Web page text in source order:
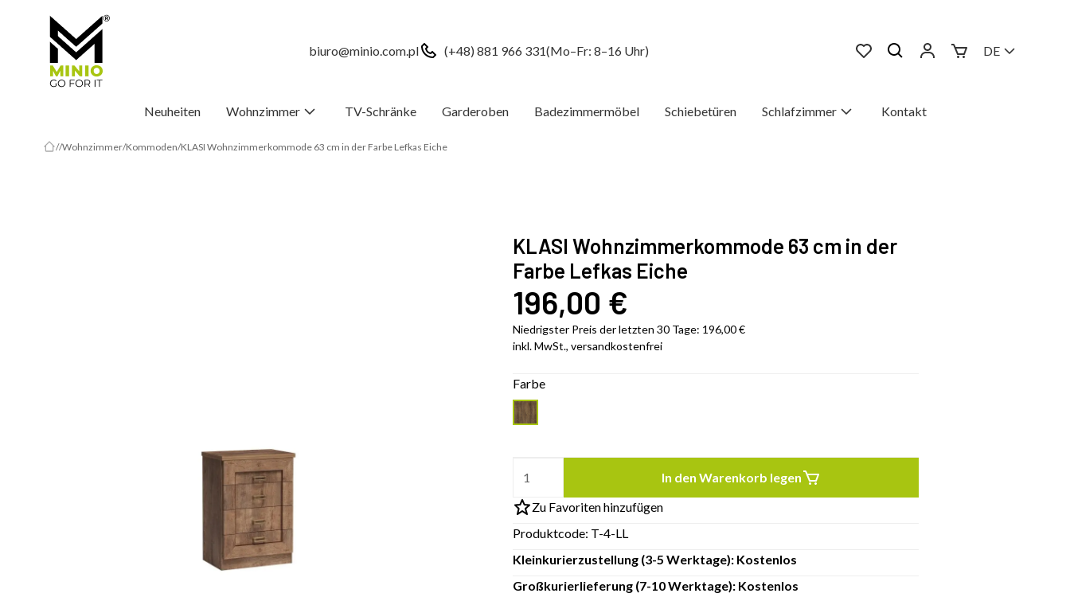
biuro@minio.com.pl (+48) 881 966 331(Mo–Fr: 8–16 Uhr) DE
Neuheiten Wohnzimmer TV-Schränke Garderoben Badezimmermöbel Schiebetüren Schlafzimmer Kontakt
Wohnzimmer Kommoden KLASI Wohnzimmerkommode 63 cm in der Farbe Lefkas Eiche
KLASI Wohnzimmerkommode 63 cm in der
Farbe Lefkas Eiche
196,00 €
Niedrigster Preis der letzten 30 Tage: 196,00€
inkl. MwSt., versandkostenfrei
Farbe
In den Warenkorb legen
Zu Favoriten hinzufügen
Produktcode: T-4-LL
Kleinkurierzustellung (3-5 Werktage): Kostenlos
Großkurierlieferung (7-10 Werktage): Kostenlos